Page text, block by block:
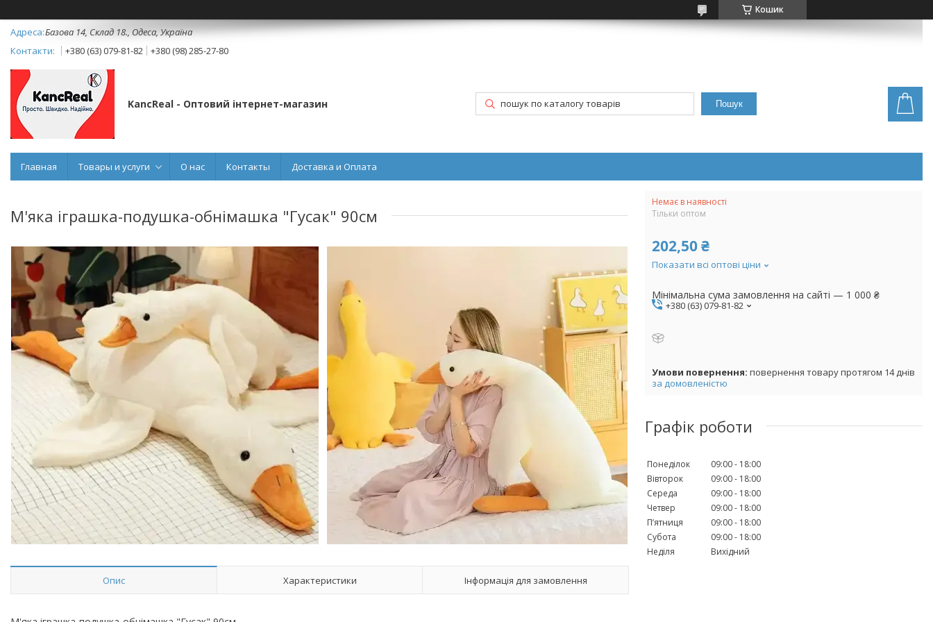
Кошик
Базова 14, Склад 18., Одеса, Україна
+380 (63) 079-81-82
+380 (98) 285-27-80
KancReal - Оптовий інтернет-магазин Пошук
Главная Товары и услуги О нас Контакты Доставка и Оплата
М'яка іграшка-подушка-обнімашка "Гусак" 90см
Опис Характеристики Інформація для замовлення
Немає в наявності
Тільки оптом
202,50 ₴
Показати всі оптові ціни
Мінімальна сума замовлення на сайті — 1 000 ₴
+380 (63) 079-81-82
повернення товару протягом 14 днів
за домовленістю
Графік роботи
Понеділок 09:00
18:00
Вівторок
09:00
18:00
Середа
09:00
18:00
Четвер
09:00
18:00
Пʼятниця
09:00
18:00
Субота
09:00
18:00
Неділя
Вихідний